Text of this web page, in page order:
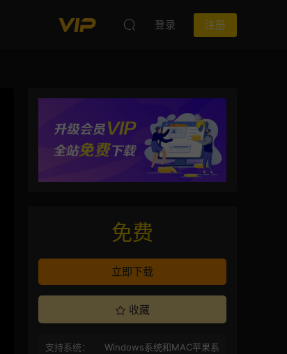
登录 注册
免费
立即下载
收藏
支持系统：
Windows系统和MAC苹果系